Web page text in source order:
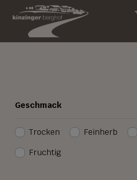
Geschmack
Trocken Feinherb
Fruchtig